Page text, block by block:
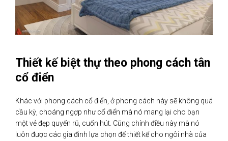
Thiết kế biệt thự theo phong cách tân
cổ điển
Khác với phong cách cổ điển, ở phong cách này sẽ không quá
cầu kỳ, choáng ngợp như cổ điển mà nó mang lại cho bạn
một vẻ đẹp quyến rũ, cuốn hút. Cũng chính điều này mà nó
luôn được các gia đình lựa chọn để thiết kế cho ngôi nhà của